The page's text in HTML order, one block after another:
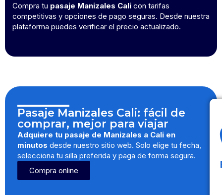
Compra tu pasaje Manizales Cali con tarifas
competitivas y opciones de pago seguras. Desde nuestra
plataforma puedes verificar el precio actualizado.
Pasaje Manizales Cali: fácil de
comprar, mejor para viajar
Adquiere tu pasaje de Manizales a Cali en
minutos desde nuestro sitio web. Solo elige tu fecha,
selecciona tu silla preferida y paga de forma segura.
Compra online